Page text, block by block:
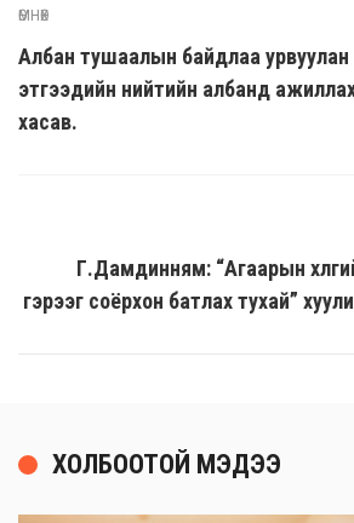
ӨМНӨХ
Албан тушаалын байдлаа
этгээдийн нийтийн албанд
хасав.
Г.Дамдинням: “Агаарын
гэрээг соёрхон батлах тухай”
ХОЛБООТОЙ МЭДЭЭ